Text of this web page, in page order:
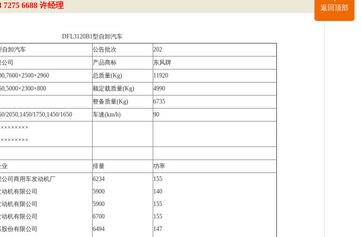
6688 许经理
DFL3120B1型自卸汽车
自卸汽车 公告批次
202
司 产品商标
东风牌
总质量(Kg)
11920
额定载质量(Kg)
4990
整备质量(Kg)
6735
2050,1450/1750,1450/1650 车速(km/h)
90
业 排量
功率
公司商用车发动机厂
机有限公司
机有限公司
机有限公司
份有限公司
6234
5900
5900
6700
6494
155
140
155
155
147
返回顶部